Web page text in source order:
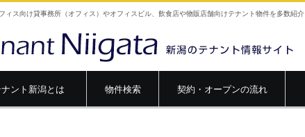
ィス向け貸事務所（オフィス）やオフィスビル、飲食店や物販店舗向けテナント物件を多数紹介
ナント新潟とは 物件検索 契約・オープンの流れ